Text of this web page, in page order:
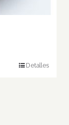
Detalles